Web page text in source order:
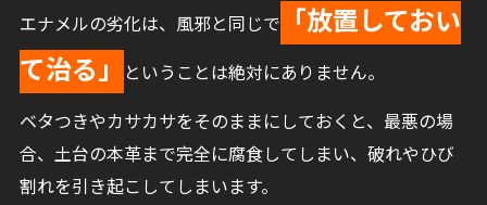
エナメルの劣化は、風邪と同じで 「放置しておい
て治る」
ということは絶対にありません。
ベタつきやカサカサをそのままにしておくと、最悪の場
合、土台の本革まで完全に腐食してしまい、破れやひび
割れを引き起こしてしまいます。